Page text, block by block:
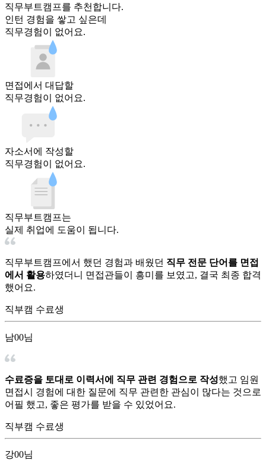
직무부트캠프를 추천합니다.
인턴 경험을 쌓고 싶은데
직무경험이 없어요.
면접에서 대답할
직무경험이 없어요.
자소서 에 작성할
직무경험이 없어요.
직무부트캠프는
실제 취업에 도움이 됩니다.
직무부트캠프에서 했던 경험과 배웠던 직무 전문 단어를 면접
에서 활용하였더니 면접관들이 흥미를 보였고, 결국 최종 합격
했어요.
직부캠 수료생
남00님
수료증을 토대로 이력서에 직무 관련 경험으로 작성했고 임원
면접시 경험에 대한 질문에 직무 관련한 관심이 많다는 것으로
어필 했고, 좋은 평가를 받을 수 있었어요.
직부캠 수료생
강00님